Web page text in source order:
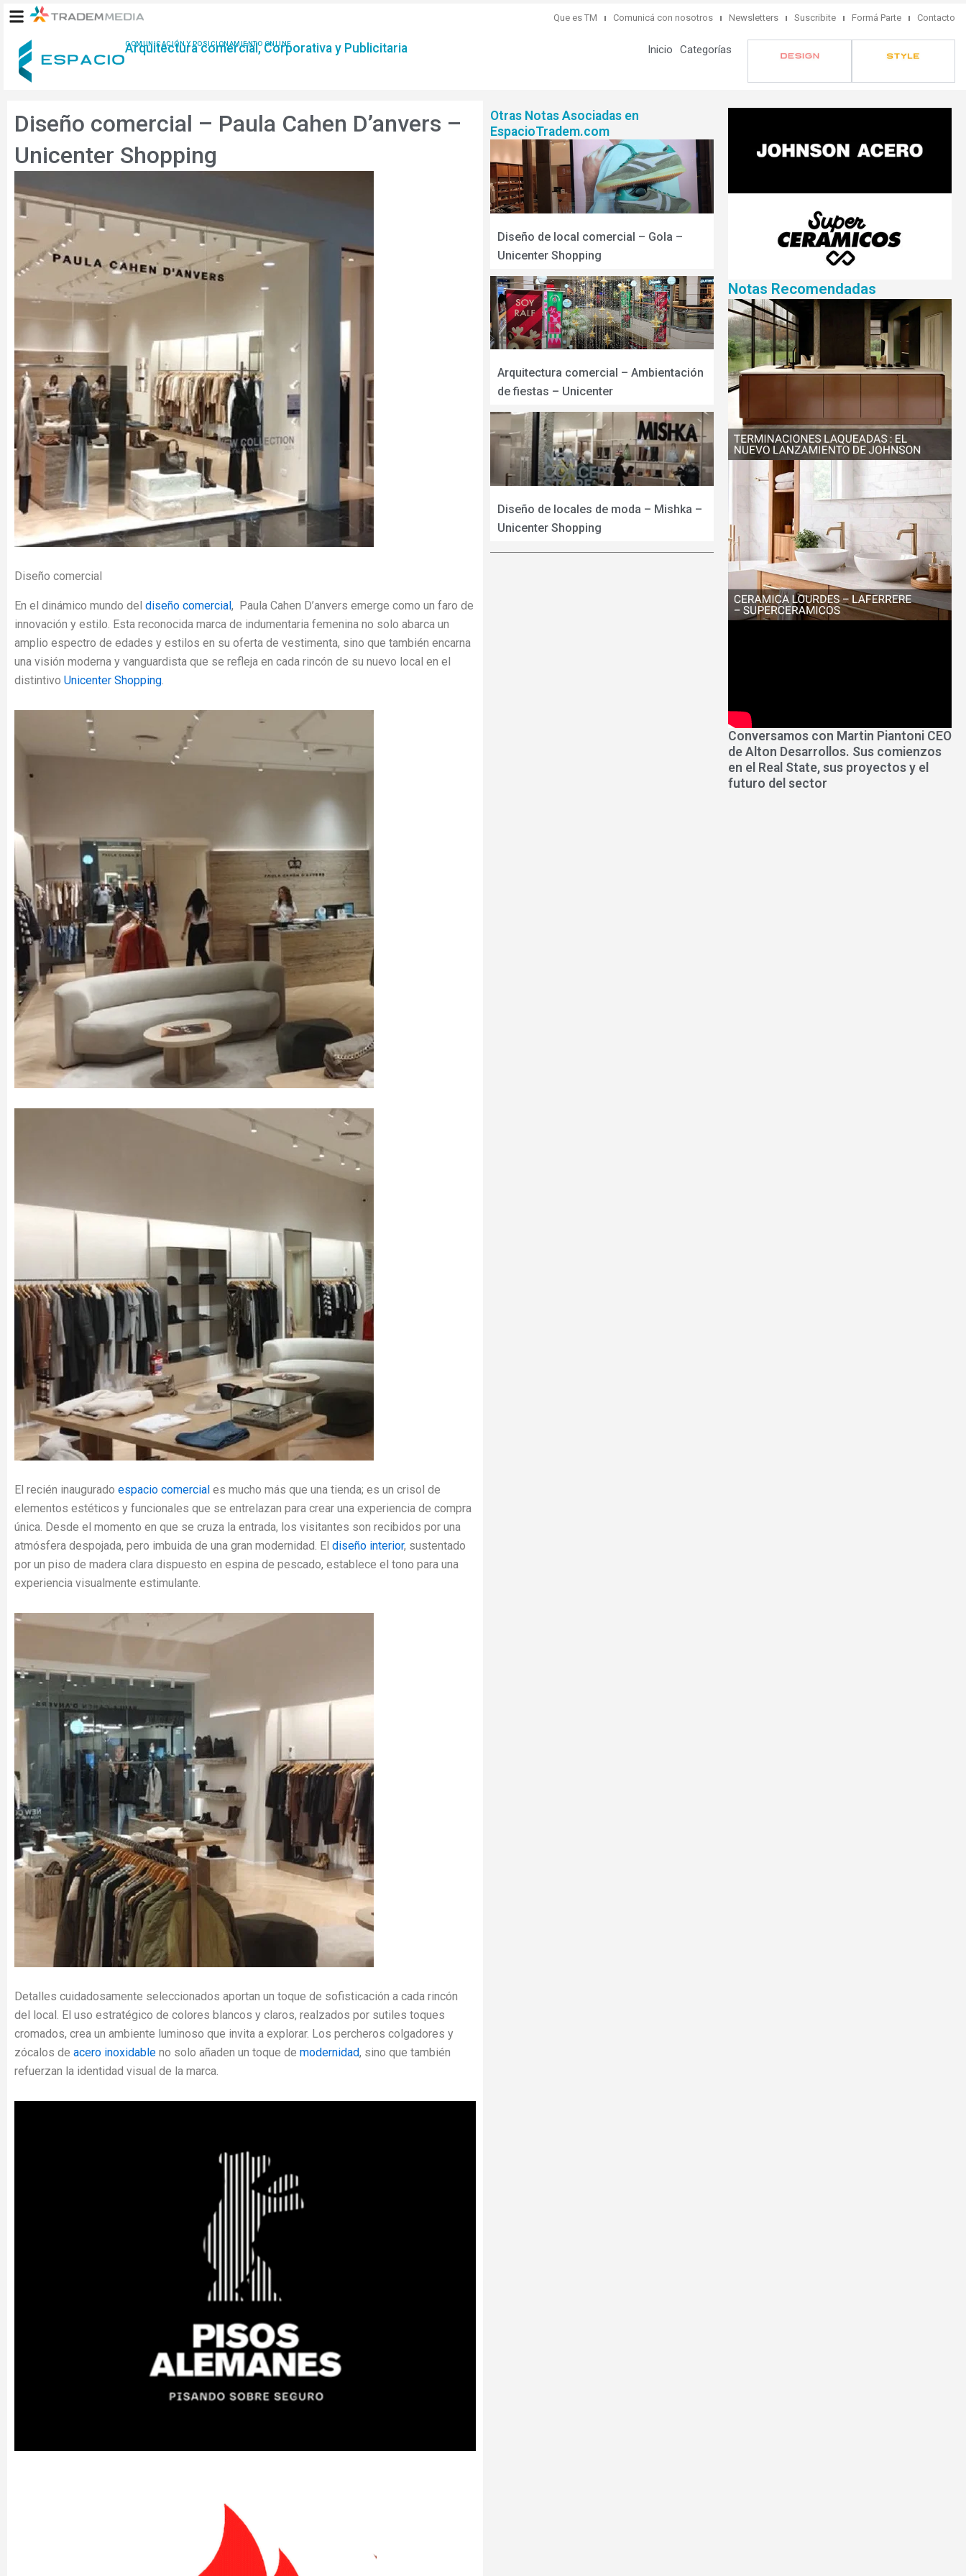
contenido
Que es TM Comunicá con nosotros Newsletters Suscribite Formá Parte Contacto
COMUNICACIÓN Y POSICIONAMIENTO ONLINE
Arquitectura comercial, Corporativa y Publicitaria Inicio Categorías
Diseño comercial – Paula Cahen D’anvers –
Unicenter Shopping
Diseño comercial
En el dinámico mundo del diseño comercial, Paula Cahen D’anvers emerge como un faro de
innovación y estilo. Esta reconocida marca de indumentaria femenina no solo abarca un
amplio espectro de edades y estilos en su oferta de vestimenta, sino que también encarna
una visión moderna y vanguardista que se refleja en cada rincón de su nuevo local en el
distintivo Unicenter Shopping
El recién inaugurado espacio comercial es mucho más que una tienda; es un crisol de
elementos estéticos y funcionales que se entrelazan para crear una experiencia de compra
única. Desde el momento en que se cruza la entrada, los visitantes son recibidos por una
atmósfera despojada, pero imbuida de una gran modernidad. El diseño interior, sustentado
por un piso de madera clara dispuesto en espina de pescado, establece el tono para una
experiencia visualmente estimulante.
Detalles cuidadosamente seleccionados aportan un toque de sofisticación a cada rincón
del local. El uso estratégico de colores blancos y claros, realzados por sutiles toques
cromados, crea un ambiente luminoso que invita a explorar. Los percheros colgadores y
zócalos de acero inoxidable no solo añaden un toque de modernidad, sino que también
refuerzan la identidad visual de la marca.
Otras Notas Asociadas en
EspacioTradem.com
Diseño de local comercial – Gola –
Unicenter Shopping
Arquitectura comercial – Ambientación
de fiestas – Unicenter
Diseño de locales de moda – Mishka –
Unicenter Shopping
Notas Recomendadas
Conversamos con Martin Piantoni CEO
de Alton Desarrollos. Sus comienzos
en el Real State, sus proyectos y el
futuro del sector